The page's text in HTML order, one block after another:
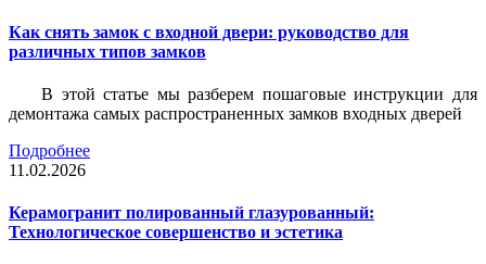
Как снять замок с входной двери: руководство для
различных типов замков
В этой статье мы разберем пошаговые инструкции для
демонтажа самых распространенных замков входных дверей
Подробнее
11.02.2026
Керамогранит полированный глазурованный:
Технологическое совершенство и эстетика